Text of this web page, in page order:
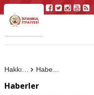
Haberler
Haberler